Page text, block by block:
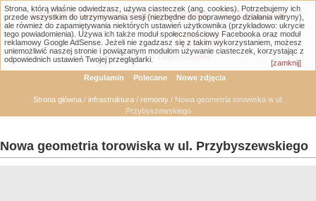
Łódzka Galeria Transportowa - GTLodz.eu
Wyszukiwanie zaawansowane
Regulamin Polecane Nowe zdjęcia
Strona główna/ infrastruktura/ remonty/ Nowa geometria torowiska w ul.
Przybyszewskiego
Nowa geometria torowiska w ul. Przybyszewskiego
Strona, którą właśnie odwiedzasz, używa ciasteczek (ang. cookies). Potrzebujemy ich
przede wszystkim do utrzymywania sesji (niezbędne do poprawnego działania witryny),
ale również do zapamiętywania niektórych ustawień użytkownika (przykładowo: ukrycie
tego powiadomienia). Używa ich także moduł społecznościowy Facebooka oraz moduł
reklamowy Google AdSense. Jeżeli nie zgadzasz się z takim wykorzystaniem, możesz
uniemożliwić naszej stronie i powiązanym modułom używanie ciasteczek, korzystając z
odpowiednich ustawień Twojej przeglądarki.
[zamknij]